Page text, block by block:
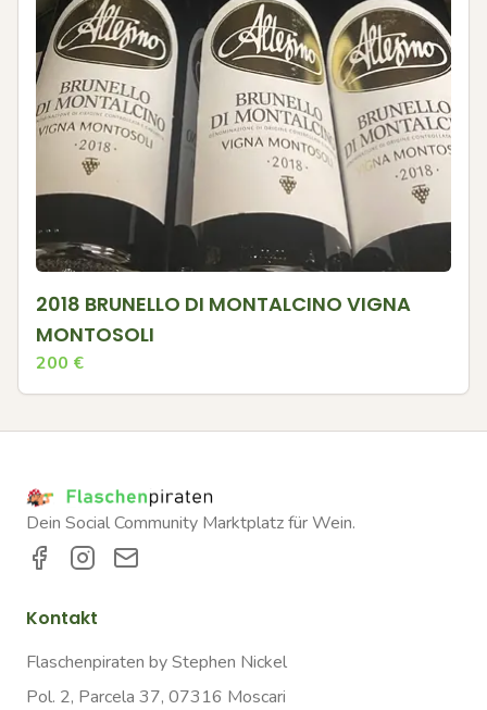
2018 BRUNELLO DI MONTALCINO VIGNA
MONTOSOLI
200 €
Dein Social Community Marktplatz für Wein.
Kontakt
Flaschenpiraten by Stephen Nickel
Pol. 2, Parcela 37, 07316 Moscari